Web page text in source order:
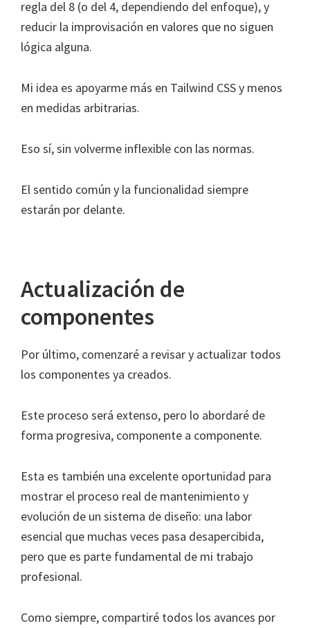
regla del 8 (o del 4, dependiendo del enfoque), y
reducir la improvisación en valores que no siguen
lógica alguna.
Mi idea es apoyarme más en Tailwind CSS y menos
en medidas arbitrarias.
Eso sí, sin volverme inflexible con las normas.
El sentido común y la funcionalidad siempre
estarán por delante.
Actualización de
componentes
Por último, comenzaré a revisar y actualizar todos
los componentes ya creados.
Este proceso será extenso, pero lo abordaré de
forma progresiva, componente a componente.
Esta es también una excelente oportunidad para
mostrar el proceso real de mantenimiento y
evolución de un sistema de diseño: una labor
esencial que muchas veces pasa desapercibida,
pero que es parte fundamental de mi trabajo
profesional.
Como siempre, compartiré todos los avances por